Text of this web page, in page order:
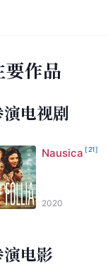
要作品
电视剧
Nausica [21]
2020
电影